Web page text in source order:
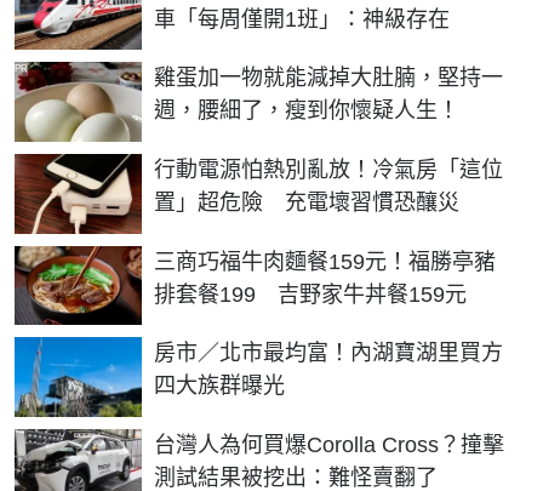
車「每周僅開1班」：神級存在
雞蛋加一物就能減掉大肚腩，堅持一
週，腰細了，瘦到你懷疑人生！
PR
行動電源怕熱別亂放！冷氣房「這位
置」超危險 充電壞習慣恐釀災
三商巧福牛肉麵餐159元！福勝亭豬
排套餐199 吉野家牛丼餐159元
房市／北市最均富！內湖寶湖里買方
四大族群曝光
台灣人為何買爆Corolla Cross？撞擊
測試結果被挖出：難怪賣翻了